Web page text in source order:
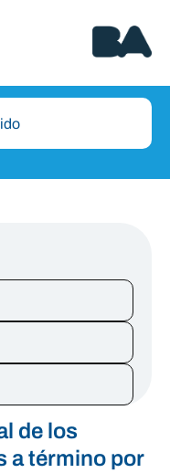
de los
a término por